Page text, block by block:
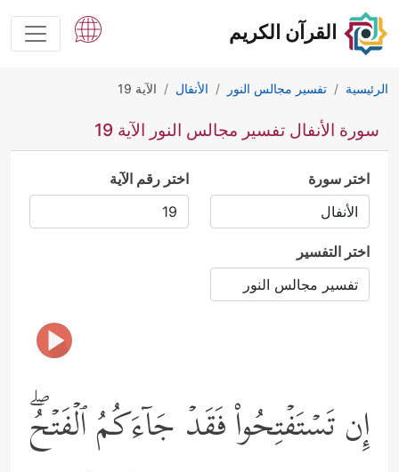
القرآن الكريم
الرئيسية تفسير مجالس النور الأنفال الآية 19
سورة الأنفال تفسير مجالس النور الآية 19
اختر سورة اختر رقم الآية
اختر التفسير
إِن تَسۡتَفۡتِحُواْ فَقَدۡ جَاۤءَكُمُ ٱلۡفَتۡحُۖ